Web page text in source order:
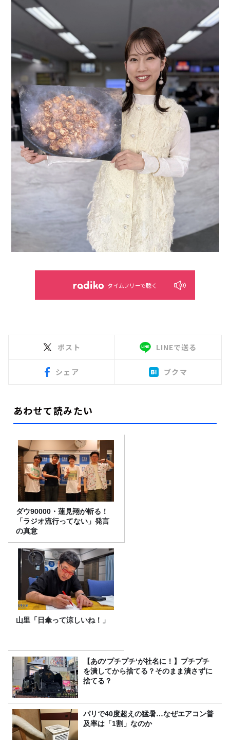
タイムフリーで聴く
ポスト LINEで送る
シェア ブクマ
あわせて読みたい
ダウ90000・蓮見翔が斬る！
「ラジオ流行ってない」発言
の真意
山里「日傘って涼しいね！」
【あの‘プチプチ‘が社名に！】プチプチ
を潰してから捨てる？そのまま潰さずに
捨てる？
パリで40度超えの猛暑…なぜエアコン普
及率は「1割」なのか